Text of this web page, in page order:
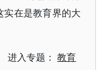
在是教育界的大
进入专题：教育